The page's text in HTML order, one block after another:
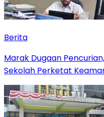
Berita
‎Marak Dugaan
Sekolah Perketat